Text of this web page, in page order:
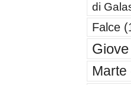
di
Falce
Giove
Marte